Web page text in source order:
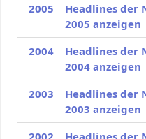
2005
Headlines der
2005 anzeigen
2004
Headlines der
2004 anzeigen
2003
Headlines der
2003 anzeigen
2002
Headlines der